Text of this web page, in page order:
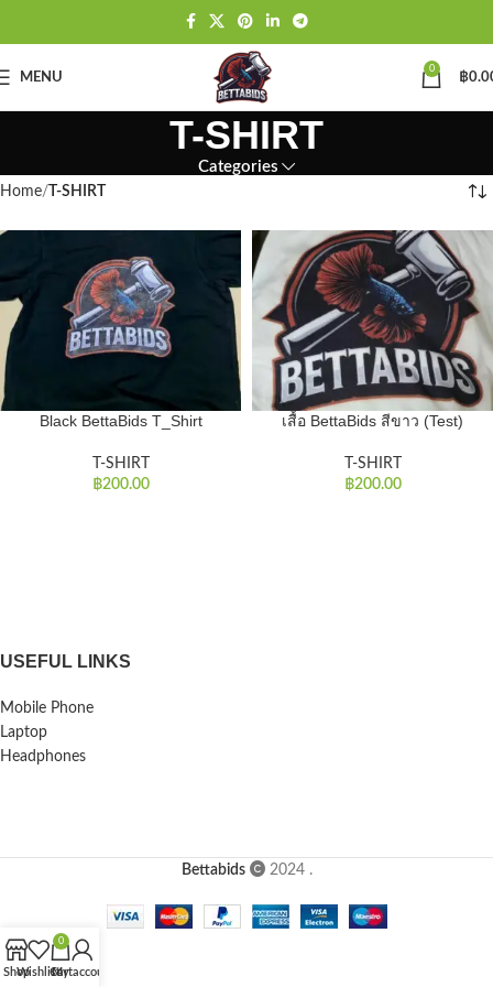
MENU
0
฿
T-SHIRT
Categories
Home T-SHIRT
Black BettaBids T_Shirt
T-SHIRT
฿200.00
เสื้อ BettaBids สีขาว (Test)
T-SHIRT
฿200.00
USEFUL LINKS
Mobile Phone
Laptop
Headphones
Bettabids 2024 .
ShopWishlist
0
Cart
My account